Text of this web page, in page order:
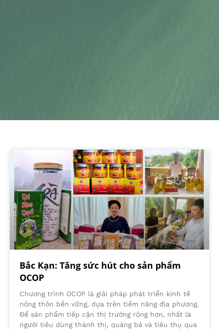
Bắc Kạn: Tăng sức hút cho sản phẩm
OCOP
Chương trình OCOP là giải pháp phát triển kinh tế
nông thôn bền vững, dựa trên tiềm năng địa phương.
Để sản phẩm tiếp cận thị trường rộng hơn, nhất là
người tiêu dùng thành thị, quảng bá và tiêu thụ qua